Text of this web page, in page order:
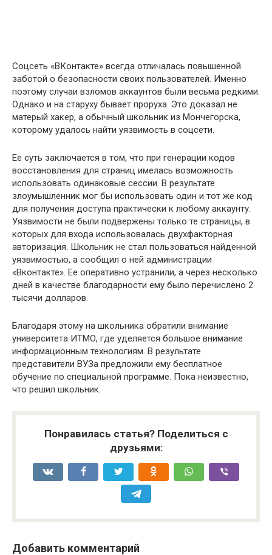
Соцсеть «ВКонтакте» всегда отличалась повышенной
заботой о безопасности своих пользователей. Именно
поэтому случаи взломов аккаунтов были весьма редкими.
Однако и на старуху бывает проруха. Это доказал не
матерый хакер, а обычный школьник из Мончегорска,
которому удалось найти уязвимость в соцсети.
Ее суть заключается в том, что при генерации кодов
восстановления для страниц имелась возможность
использовать одинаковые сессии. В результате
злоумышленник мог бы использовать один и тот же код
для получения доступа практически к любому аккаунту.
Уязвимости не были подвержены только те страницы, в
которых для входа использовалась двухфакторная
авторизация. Школьник не стал пользоваться найденной
уязвимостью, а сообщил о ней администрации
«Вконтакте». Ее оперативно устранили, а через несколько
дней в качестве благодарности ему было перечислено 2
тысячи долларов.
Благодаря этому на школьника обратили внимание
университета ИТМО, где уделяется большое внимание
информационным технологиям. В результате
представители ВУЗа предложили ему бесплатное
обучение по специальной программе. Пока неизвестно,
что решил школьник.
Понравилась статья? Поделиться с
друзьями:
Добавить комментарий